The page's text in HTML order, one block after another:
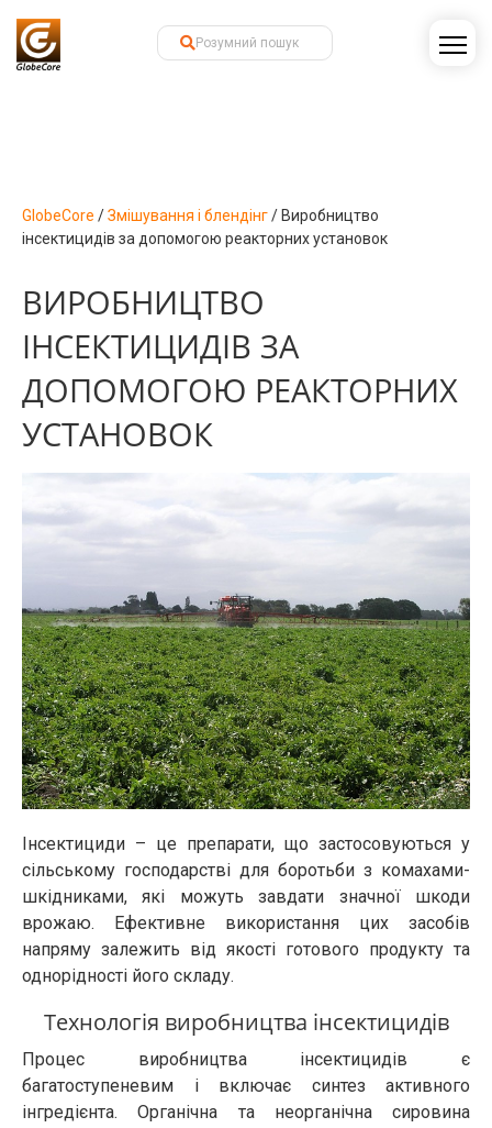
GlobeCore /Змішування і блендінг/ Виробництво
інсектицидів за допомогою реакторних установок
ВИРОБНИЦТВО
ІНСЕКТИЦИДІВ ЗА
ДОПОМОГОЮ РЕАКТОРНИХ
УСТАНОВОК
Інсектициди – це препарати, що застосовуються у
сільському господарстві для боротьби з комахами-
шкідниками, які можуть завдати значної шкоди
врожаю. Ефективне використання цих засобів
напряму залежить від якості готового продукту та
однорідності його складу.
Технологія виробництва інсектицидів
Процес виробництва інсектицидів є
багатоступеневим і включає синтез активного
інгредієнта. Органічна та неорганічна сировина